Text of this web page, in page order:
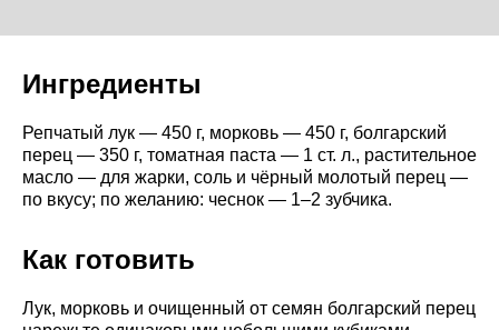
Ингредиенты
Репчатый лук — 450 г, морковь — 450 г, болгарский
перец — 350 г, томатная паста — 1 ст. л., растительное
масло — для жарки, соль и чёрный молотый перец —
по вкусу; по желанию: чеснок — 1–2 зубчика.
Как готовить
Лук, морковь и очищенный от семян болгарский перец